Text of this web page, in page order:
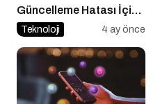
Güncelleme Hatası İçin
Servis Paketi ve Yazılım
Teknoloji 4 ay önce